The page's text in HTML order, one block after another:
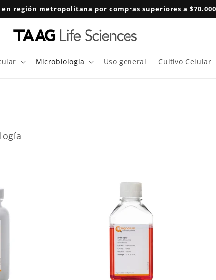
en región metropolitana por compras superiores a $70.000
Microbiología Uso general Cultivo Celular